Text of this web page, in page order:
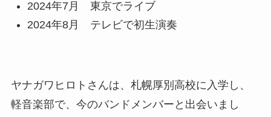
2024年7月 東京でライブ
2024年8月 テレビで初生演奏
ヤナガワヒロトさんは、札幌厚別高校に入学し、
軽音楽部で、今のバンドメンバーと出会いまし